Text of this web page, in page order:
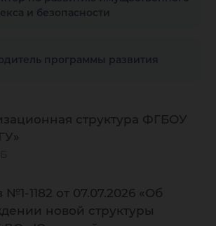
и безопасности
программы развития
структура ФГБОУ
№1-1182 от 07.07.2026 «Об
новой структуры